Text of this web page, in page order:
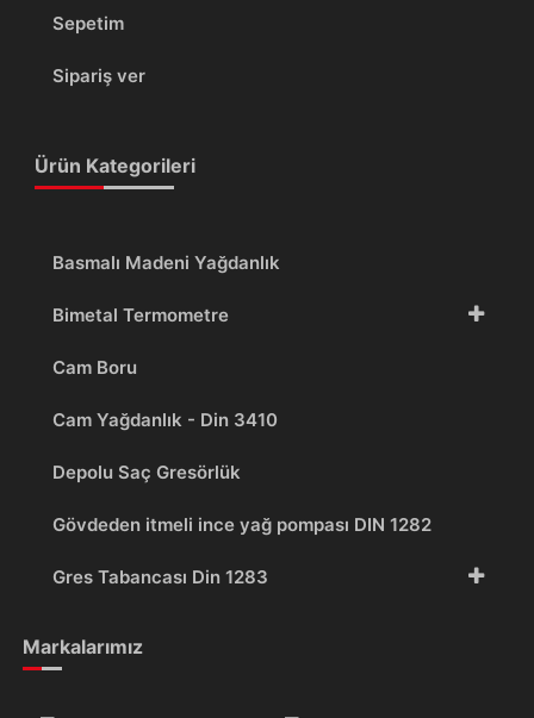
Sepetim
Sipariş ver
Ürün Kategorileri
Basmalı Madeni Yağdanlık
Bimetal Termometre
Cam Boru
Cam Yağdanlık - Din 3410
Depolu Saç Gresörlük
Gövdeden itmeli ince yağ pompası DIN 1282
Gres Tabancası Din 1283
Markalarımız